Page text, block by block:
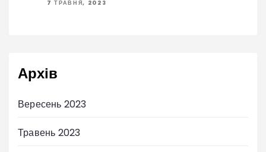
7 ТРАВНЯ, 2023
Архів
Вересень 2023
Травень 2023